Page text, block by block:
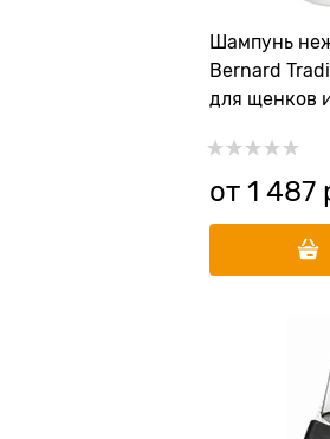
Шампунь
Bernard
для щенков
от 1 487